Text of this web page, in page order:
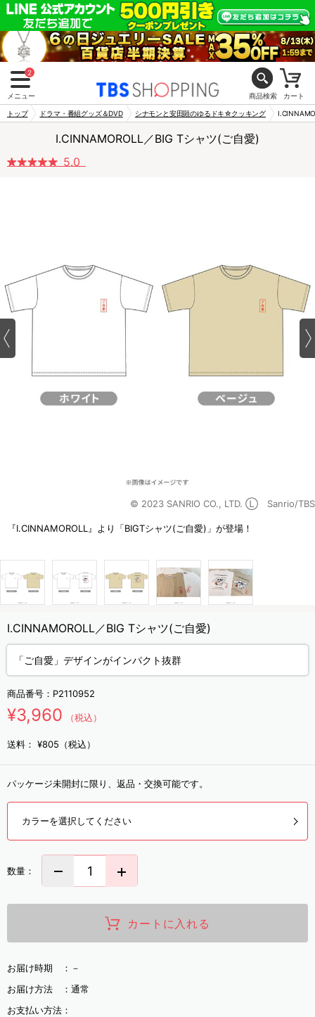
2
メニュー 商品検索 カート
トップ ドラマ・番組グッズ＆DVD シナモンと安田顕のゆるドキ☆クッキング
I.CINNAMOROLL／BIG Tシャツ(ご自愛)
5.0
© 2023 SANRIO CO., LTD. Ⓛ Sanrio/TBS
『I.CINNAMOROLL』より「BIGTシャツ(ご自愛)」が登場！
I.CINNAMOROLL／BIG Tシャツ(ご自愛)
「ご自愛」デザインがインパクト抜群
商品番号： P2110952
¥3,960 （税込）
送料： ¥805（税込）
パッケージ未開封に限り、返品・交換可能です。
カラーを選択してください
数量：
カートに入れる
お届け時期 ： －
お届け方法 ： 通常
お支払い方法：